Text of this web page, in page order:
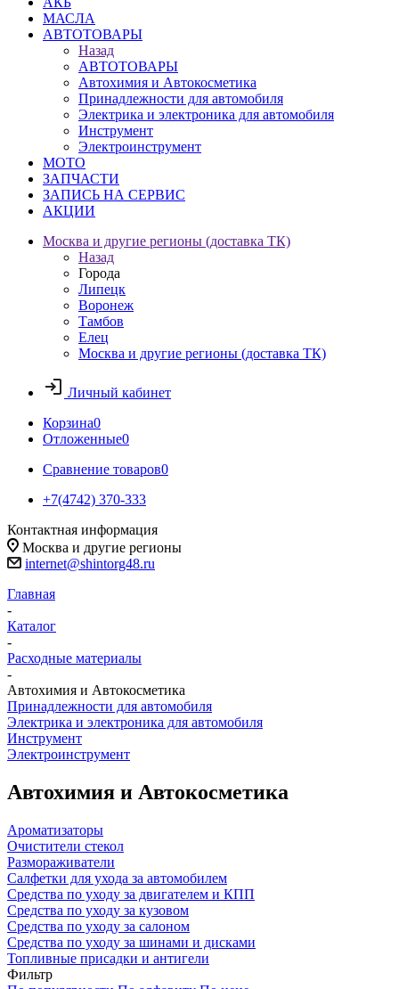
МАСЛА
АВТОТОВАРЫ
Назад
АВТОТОВАРЫ
Автохимия и Автокосметика
Принадлежности для автомобиля
Электрика и электроника для автомобиля
Инструмент
Электроинструмент
МОТО
ЗАПЧАСТИ
ЗАПИСЬ НА СЕРВИС
АКЦИИ
Москва и другие регионы (доставка ТК)
Назад
Города
Липецк
Воронеж
Тамбов
Елец
Москва и другие регионы (доставка ТК)
Личный кабинет
Корзина0
Отложенные0
Сравнение товаров0
+7(4742) 370-333
Контактная информация
Москва и другие регионы
internet@shintorg48.ru
Главная
-
Каталог
-
Расходные материалы
-
Автохимия и Автокосметика
Принадлежности для автомобиля
Электрика и электроника для автомобиля
Инструмент
Электроинструмент
Автохимия и Автокосметика
Ароматизаторы
Очистители стекол
Размораживатели
Салфетки для ухода за автомобилем
Средства по уходу за двигателем и КПП
Средства по уходу за кузовом
Средства по уходу за салоном
Средства по уходу за шинами и дисками
Топливные присадки и антигели
Фильтр